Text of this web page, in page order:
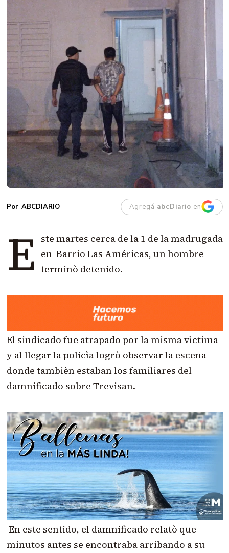
ABCDIARIO Agregá abcDiario en
E ste martes cerca de la 1 de la madrugada
en Barrio Las Américas, un hombre
terminò detenido.
El sindicado fue atrapado por la misma vìctima
y al llegar la policìa logrò observar la escena
donde tambièn estaban los familiares del
damnificado sobre Trevisan.
En este sentido, el damnificado relatò que
minutos antes se encontraba arribando a su